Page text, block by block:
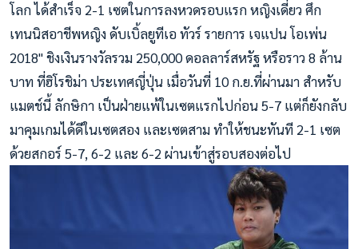
โลก ได้สำเร็จ 2-1 เซตในการลงหวดรอบแรก หญิงเดี่ยว ศึก
เทนนิสอาชีพหญิง ดับเบิ้ลยูทีเอ ทัวร์ รายการ เจแปน โอเพ่น
2018" ชิงเงินรางวัลรวม 250,000 ดอลลาร์สหรัฐ หรือราว 8 ล้าน
บาท ที่ฮิโรชิม่า ประเทศญี่ปุ่น เมื่อวันที่ 10 ก.ย.ที่ผ่านมา สำหรับ
แมตช์นี้ ลักษิกา เป็นฝ่ายแพ้ในเซตแรกไปก่อน 5-7 แต่ก็ยังกลับ
มาคุมเกมได้ดีในเซตสอง และเซตสาม ทำให้ชนะทันที 2-1 เซต
ด้วยสกอร์ 5-7, 6-2 และ 6-2 ผ่านเข้าสู่รอบสองต่อไป